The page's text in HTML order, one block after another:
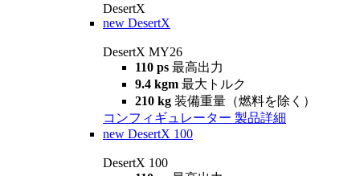
DesertX
new DesertX
DesertX MY26
110 ps 最高出力
9.4 kgm 最大トルク
210 kg 装備重量（燃料を除く）
コンフィギュレーター 製品詳細
new DesertX 100
DesertX 100